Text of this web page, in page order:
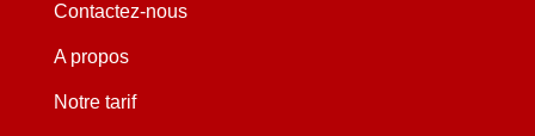
Contactez-nous
A propos
Notre tarif